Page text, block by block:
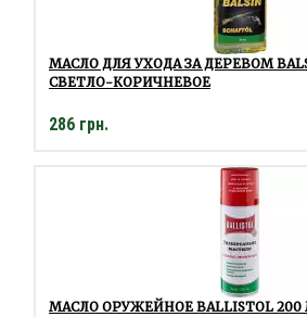
МАСЛО ДЛЯ УХОДА ЗА ДЕРЕВОМ
СВЕТЛО-КОРИЧНЕВОЕ
286 грн.
МАСЛО ОРУЖЕЙНОЕ BALLISTOL